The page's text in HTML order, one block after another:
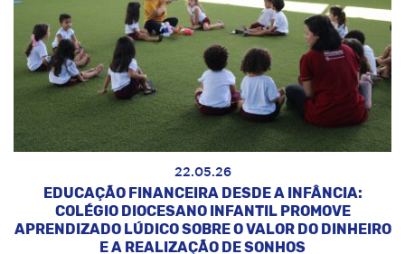
22.05.26
EDUCAÇÃO FINANCEIRA DESDE A INFÂNCIA:
COLÉGIO DIOCESANO INFANTIL PROMOVE
APRENDIZADO LÚDICO SOBRE O VALOR DO DINHEIRO
E A REALIZAÇÃO DE SONHOS